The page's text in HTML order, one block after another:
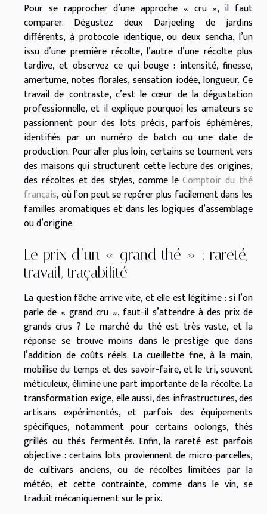
Pour se rapprocher d’une approche « cru », il faut
comparer. Dégustez deux Darjeeling de jardins
différents, à protocole identique, ou deux sencha, l’un
issu d’une première récolte, l’autre d’une récolte plus
tardive, et observez ce qui bouge : intensité, finesse,
amertume, notes florales, sensation iodée, longueur. Ce
travail de contraste, c’est le cœur de la dégustation
professionnelle, et il explique pourquoi les amateurs se
passionnent pour des lots précis, parfois éphémères,
identifiés par un numéro de batch ou une date de
production. Pour aller plus loin, certains se tournent vers
des maisons qui structurent cette lecture des origines,
des récoltes et des styles, comme leComptoir du thé
français, où l’on peut se repérer plus facilement dans les
familles aromatiques et dans les logiques d’assemblage
ou d’origine.
Le prix d’un « grand thé » : rareté,
travail, traçabilité
La question fâche arrive vite, et elle est légitime : si l’on
parle de « grand cru », faut-il s’attendre à des prix de
grands crus ? Le marché du thé est très vaste, et la
réponse se trouve moins dans le prestige que dans
l’addition de coûts réels. La cueillette fine, à la main,
mobilise du temps et des savoir-faire, et le tri, souvent
méticuleux, élimine une part importante de la récolte. La
transformation exige, elle aussi, des infrastructures, des
artisans expérimentés, et parfois des équipements
spécifiques, notamment pour certains oolongs, thés
grillés ou thés fermentés. Enfin, la rareté est parfois
objective : certains lots proviennent de micro-parcelles,
de cultivars anciens, ou de récoltes limitées par la
météo, et cette contrainte, comme dans le vin, se
traduit mécaniquement sur le prix.